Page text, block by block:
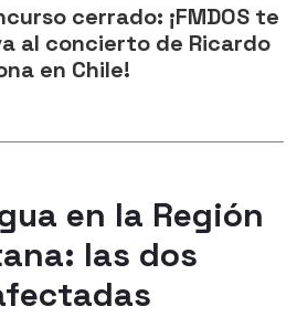
cerrado: ¡FMDOS te
al concierto de Ricardo
en Chile!
en la Región
las dos